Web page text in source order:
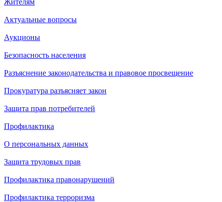
Жителям
Актуальные вопросы
Аукционы
Безопасность населения
Разъяснение законодательства и правовое просвещение
Прокуратура разъясняет закон
Защита прав потребителей
Профилактика
О персональных данных
Защита трудовых прав
Профилактика правонарушений
Профилактика терроризма